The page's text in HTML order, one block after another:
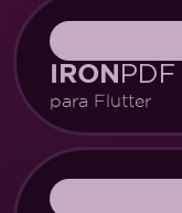
IRONPDF
para Flutter